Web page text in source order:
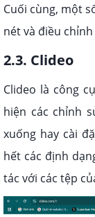
Cuối cùng, một
nét và điều
2.3. Clideo
Clideo là công
hiện các chỉnh
xuống hay cài
hết các định
tác với các tệp